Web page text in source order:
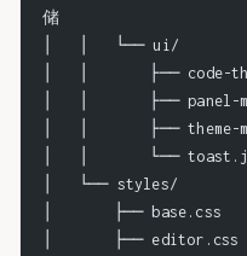
储
│   │   └── ui/
│   │       ├── code-
│   │       ├── panel-
│   │       ├── theme-
│   │       └──
│   └── styles/
│       ├── base.css
│       ├── editor.css